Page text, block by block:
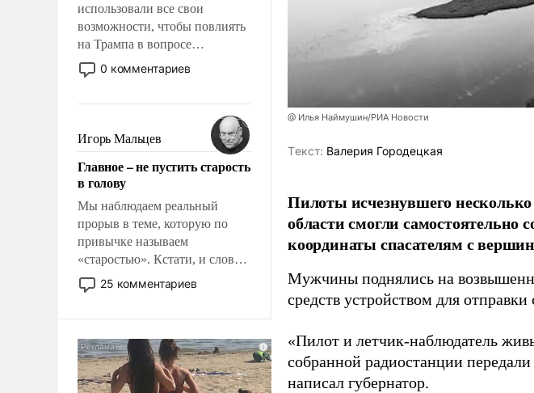
использовали все свои
возможности, чтобы повлиять
на Трампа в вопросе
предоставления вооружений
своим нанимателям. Вероятно,
консультирует Киев, пришла в
голову мысль: хорошо бы
продемонстрировать, что
Украина вступила в
вооруженное противостояние
с Ираном.
0 комментариев
Игорь Мальцев
Главное – не пустить старость
в голову
Мы наблюдаем реальный
прорыв в теме, которую по
привычке называем
«старостью». Кстати, и слово-
то это уже стараются не
использовать – так же, как
что оно уже несет негативные
коннотации.
25 комментариев
@ Илья Наймушин/РИА Новости
Tекст: Валерия Городецкая
Пилоты исчезнувшего несколько
области смогли самостоятельно
координаты спасателям с
Мужчины поднялись на
средств устройством для
«Пилот и летчик-наблюдатель
собранной радиостанции
написал губернатор.